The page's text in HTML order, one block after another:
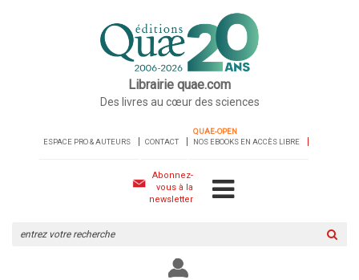
Librairie quae.com
Des livres au cœur des sciences
ESPACE PRO & AUTEURS CONTACT
QUAE-OPEN
NOS EBOOKS EN ACCÈS LIBRE
Abonnez-
vous à la
newsletter
le